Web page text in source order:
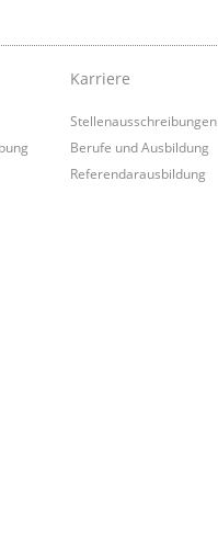
Karriere
Stellenausschreibungen
Berufe und Ausbildung
Referendarausbildung